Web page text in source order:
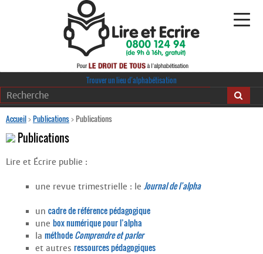
Alphabétisation
Agir pour l’alpha
Trouver un lieu d’alphabétisation
Accueil>Publications>Publications
Publications
Lire et Écrire publie :
une revue trimestrielle : le Journal de l’alpha
un cadre de référence pédagogique
une box numérique pour l’alpha
la méthodeComprendre et parler
et autres ressources pédagogiques